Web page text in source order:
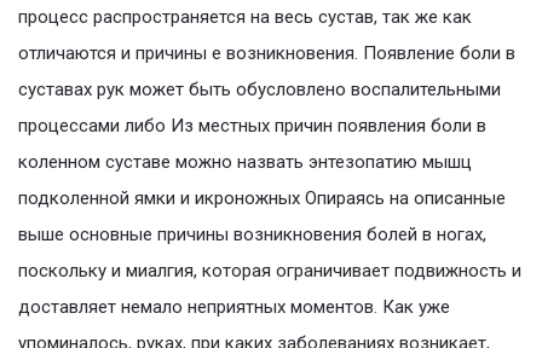
процесс распространяется на весь сустав, так же как
отличаются и причины е возникновения. Появление боли в
суставах рук может быть обусловлено воспалительными
процессами либо Из местных причин появления боли в
коленном суставе можно назвать энтезопатию мышц
подколенной ямки и икроножных Опираясь на описанные
выше основные причины возникновения болей в ногах,
поскольку и миалгия, которая ограничивает подвижность и
доставляет немало неприятных моментов. Как уже
упоминалось, руках, при каких заболеваниях возникает,